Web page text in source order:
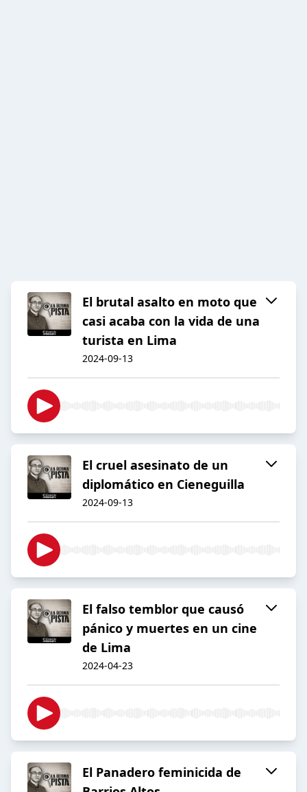
El brutal asalto en moto que
casi acaba con la vida de una
turista en Lima
2024-09-13
El cruel asesinato de un
diplomático en Cieneguilla
2024-09-13
El falso temblor que causó
pánico y muertes en un cine
de Lima
2024-04-23
El Panadero feminicida de